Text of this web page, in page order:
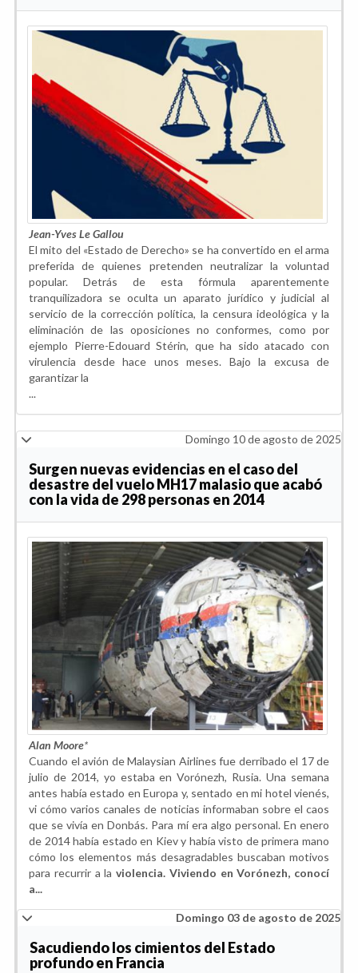
Jean-Yves Le Gallou
El mito del «Estado de Derecho» se ha convertido en el arma
preferida de quienes pretenden neutralizar la voluntad
popular. Detrás de esta fórmula aparentemente
tranquilizadora se oculta un aparato jurídico y judicial al
servicio de la corrección política, la censura ideológica y la
eliminación de las oposiciones no conformes, como por
ejemplo Pierre-Edouard Stérin, que ha sido atacado con
virulencia desde hace unos meses. Bajo la excusa de
garantizar la
...
Domingo 10 de agosto de 2025
Surgen nuevas evidencias en el caso del
desastre del vuelo MH17 malasio que acabó
con la vida de 298 personas en 2014
Alan Moore*
Cuando el avión de Malaysian Airlines fue derribado el 17 de
julio de 2014, yo estaba en Vorónezh, Rusia. Una semana
antes había estado en Europa y, sentado en mi hotel vienés,
vi cómo varios canales de noticias informaban sobre el caos
que se vivía en Donbás. Para mí era algo personal. En enero
de 2014 había estado en Kiev y había visto de primera mano
cómo los elementos más desagradables buscaban motivos
para recurrir a la violencia. Viviendo en Vorónezh, conocí
a...
Domingo 03 de agosto de 2025
Sacudiendo los cimientos del Estado
profundo en Francia